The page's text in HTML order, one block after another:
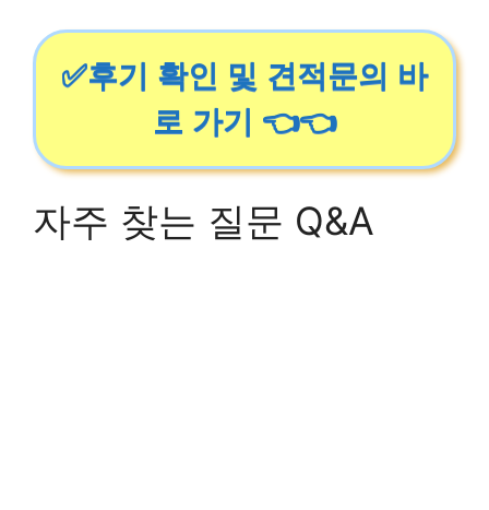
✅후기 확인 및 견적문의 바
로 가기 👈👈
자주 찾는 질문 Q&A